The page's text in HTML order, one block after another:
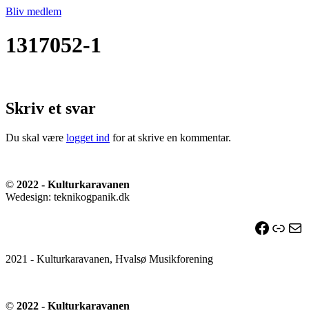
Bliv medlem
1317052-1
Skriv et svar
Du skal være logget ind for at skrive en kommentar.
© 2022 - Kulturkaravanen
Wedesign: teknikogpanik.dk
Link
2021 - Kulturkaravanen, Hvalsø Musikforening
© 2022 - Kulturkaravanen